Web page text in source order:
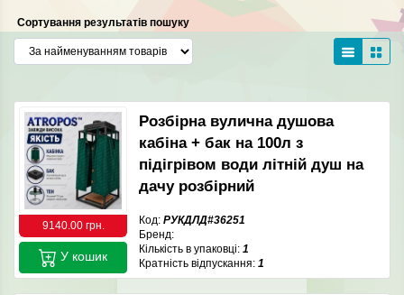
Сортування результатів пошуку
9140.00 грн.
Розбірна вулична душова
кабіна + бак на 100л з
підігрівом води літній душ на
дачу розбірний
Код: РУКДЛД#36251
Бренд:
Кількість в упаковці: 1
Кратність відпускання: 1
У кошик